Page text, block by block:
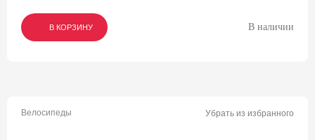
В КОРЗИНУ
В КОРЗИНУ
В КОРЗИНУ В наличии
Велосипеды Убрать из избранного